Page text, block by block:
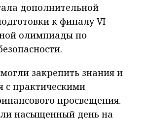
дополнительной
к финалу VI
олимпиады по
закрепить знания и
с практическими
просвещения.
насыщенный день на